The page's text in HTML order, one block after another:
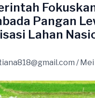
Pangan
Lahan
/